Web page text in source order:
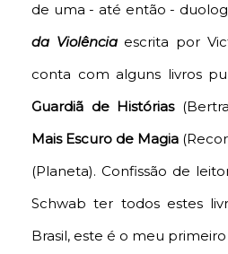
de uma - até então -
da Violênciaescrita por
conta com alguns livros
Guardiã de Histórias
Mais Escuro de Magia
(Planeta). Confissão de
Schwab ter todos estes
Brasil, este é o meu